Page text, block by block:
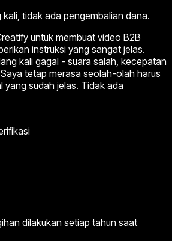
tidak ada pengembalian dana.
untuk membuat video B2B
instruksi yang sangat jelas.
kali gagal - suara salah, kecepatan
tetap merasa seolah-olah harus
yang sudah jelas. Tidak ada
dilakukan setiap tahun saat